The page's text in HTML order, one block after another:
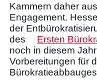
Kammern daher
Engagement.
der
des
Ersten
noch in diesem
Vorbereitungen für